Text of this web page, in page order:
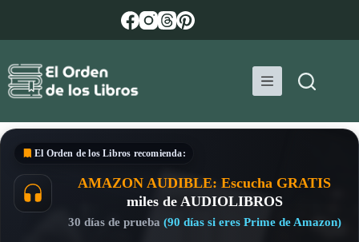
El Orden de los Libros recomienda:
AMAZON AUDIBLE: Escucha GRATIS
miles de AUDIOLIBROS
30 días de prueba (90 días si eres Prime de Amazon)